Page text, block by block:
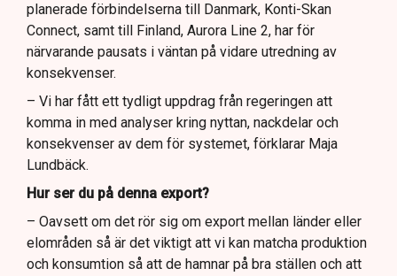
planerade förbindelserna till Danmark, Konti-Skan
Connect, samt till Finland, Aurora Line 2, har för
närvarande pausats i väntan på vidare utredning av
konsekvenser.
– Vi har fått ett tydligt uppdrag från regeringen att
komma in med analyser kring nyttan, nackdelar och
konsekvenser av dem för systemet, förklarar Maja
Lundbäck.
Hur ser du på denna export?
– Oavsett om det rör sig om export mellan länder eller
elområden så är det viktigt att vi kan matcha produktion
och konsumtion så att de hamnar på bra ställen och att